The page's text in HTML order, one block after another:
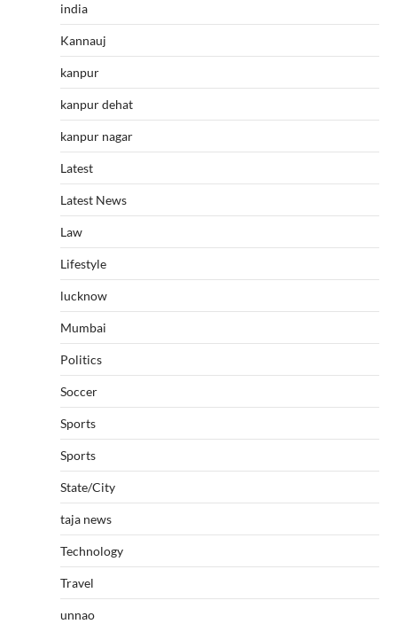
india
Kannauj
kanpur
kanpur dehat
kanpur nagar
Latest
Latest News
Law
Lifestyle
lucknow
Mumbai
Politics
Soccer
Sports
Sports
State/City
taja news
Technology
Travel
unnao